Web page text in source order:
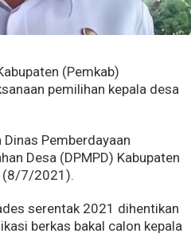
(Pemkab)
pemilihan kepala desa
Pemberdayaan
Desa (DPMPD) Kabupaten
(8/7/2021).
serentak 2021 dihentikan
berkas bakal calon kepala